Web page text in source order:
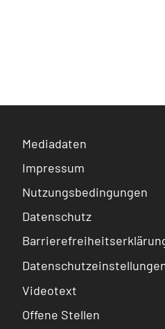
Mediadaten
Impressum
Nutzungsbedingungen
Datenschutz
Videotext
Offene Stellen